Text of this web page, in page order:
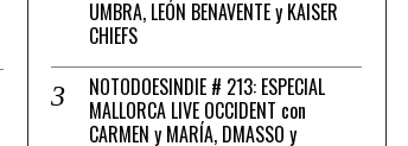
UMBRA, LEÓN BENAVENTE y KAISER
CHIEFS
NOTODOESINDIE # 213: ESPECIAL
MALLORCA LIVE OCCIDENT con
CARMEN y MARÍA, DMASSO y